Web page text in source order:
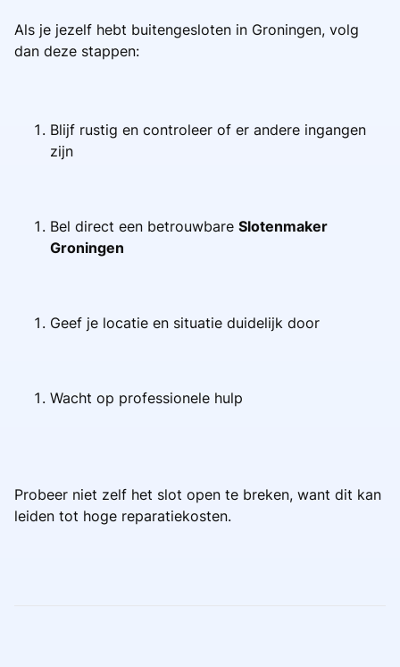
Als je jezelf hebt buitengesloten in Groningen, volg
dan deze stappen:
Blijf rustig en controleer of er andere ingangen
zijn
Bel direct een betrouwbare Slotenmaker
Groningen
Geef je locatie en situatie duidelijk door
Wacht op professionele hulp
Probeer niet zelf het slot open te breken, want dit kan
leiden tot hoge reparatiekosten.